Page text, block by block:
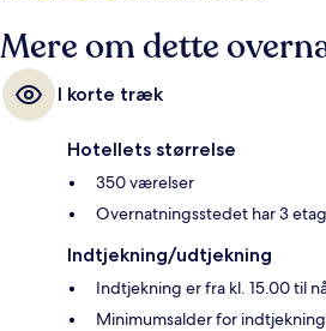
Mere om dette
I korte træk
Hotellets størrelse
350 værelser
Overnatningsstedet har 3
Indtjekning/udtjekning
Indtjekning er fra kl. 15.00 til
Minimumsalder for